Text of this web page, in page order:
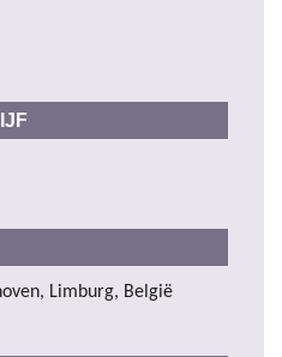
Limburg, België